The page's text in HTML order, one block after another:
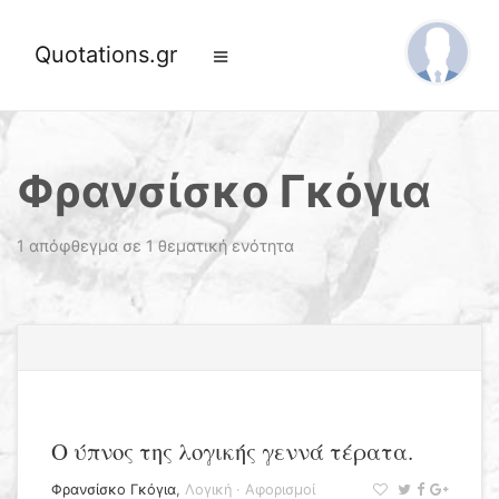
Quotations.gr
Φρανσίσκο Γκόγια
1 απόφθεγμα σε 1 θεματική ενότητα
Ο ύπνος της λογικής γεννά τέρατα.
Φρανσίσκο Γκόγια, Λογική · Αφορισμοί